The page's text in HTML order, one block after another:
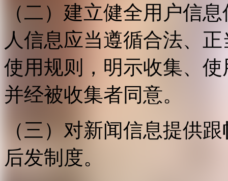
（二）建立健全用户信
人信息应当遵循合法、
使用规则，明示收集、
并经被收集者同意。
（三）对新闻信息提供
后发制度。